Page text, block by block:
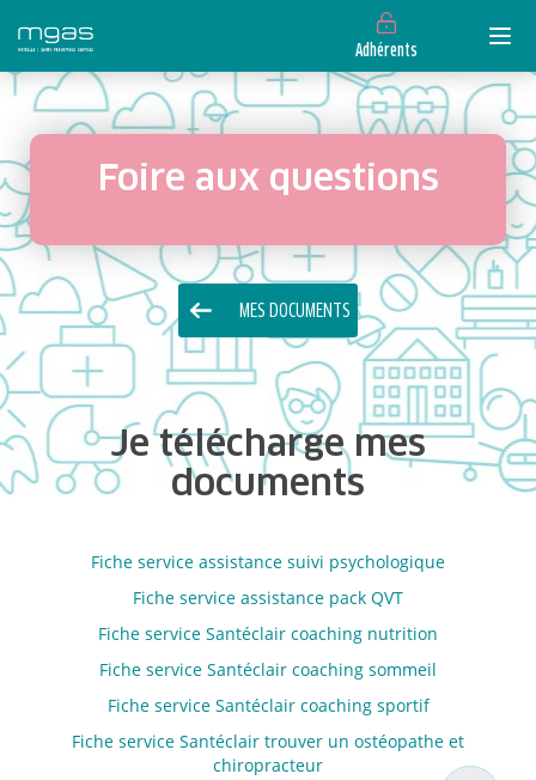
Adhérents
Foire aux questions
MES DOCUMENTS
Je télécharge mes
documents
Fiche service assistance suivi psychologique
Fiche service assistance pack QVT
Fiche service Santéclair coaching nutrition
Fiche service Santéclair coaching sommeil
Fiche service Santéclair coaching sportif
Fiche service Santéclair trouver un ostéopathe et
chiropracteur